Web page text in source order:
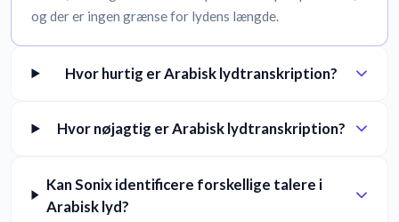
og der er ingen grænse for lydens længde.
Hvor hurtig er Arabisk lydtranskription?
Hvor nøjagtig er Arabisk lydtranskription?
Kan Sonix identificere forskellige talere i
Arabisk lyd?